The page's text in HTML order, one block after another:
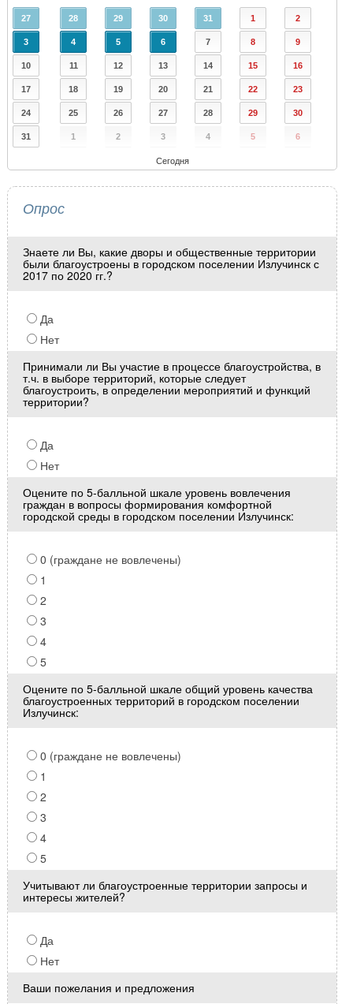
27 28 29 30 31 1 2
3 4 5 6 7 8 9
10 11 12 13 14 15 16
17 18 19 20 21 22 23
24 25 26 27 28 29 30
31 1 2 3 4 5 6
Сегодня
Опрос
Знаете ли Вы, какие дворы и общественные территории
были благоустроены в городском поселении Излучинск с
2017 по 2020 гг.?
Да
Нет
Принимали ли Вы участие в процессе благоустройства, в
т.ч. в выборе территорий, которые следует
благоустроить, в определении мероприятий и функций
территории?
Да
Нет
Оцените по 5-балльной шкале уровень вовлечения
граждан в вопросы формирования комфортной
городской среды в городском поселении Излучинск:
0 (граждане не вовлечены)
1
2
3
4
5
Оцените по 5-балльной шкале общий уровень качества
благоустроенных территорий в городском поселении
Излучинск:
0 (граждане не вовлечены)
1
2
3
4
5
Учитывают ли благоустроенные территории запросы и
интересы жителей?
Да
Нет
Ваши пожелания и предложения